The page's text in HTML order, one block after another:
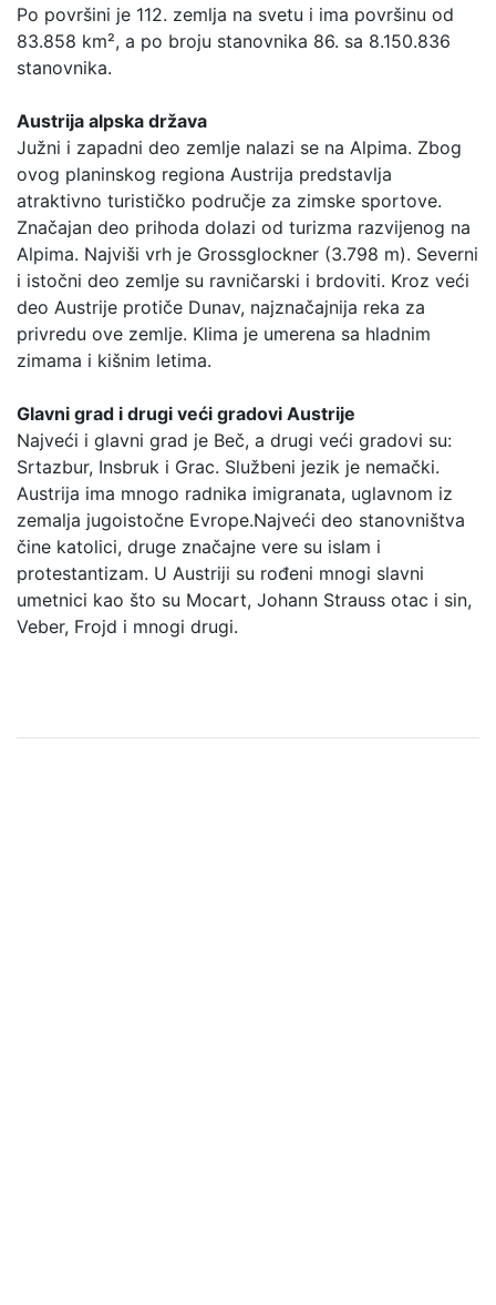
Po površini je 112. zemlja na svetu i ima površinu od
83.858 km², a po broju stanovnika 86. sa 8.150.836
stanovnika.
Austrija alpska država
Južni i zapadni deo zemlje nalazi se na Alpima. Zbog
ovog planinskog regiona Austrija predstavlja
atraktivno turističko područje za zimske sportove.
Značajan deo prihoda dolazi od turizma razvijenog na
Alpima. Najviši vrh je Grossglockner (3.798 m). Severni
i istočni deo zemlje su ravničarski i brdoviti. Kroz veći
deo Austrije protiče Dunav, najznačajnija reka za
privredu ove zemlje. Klima je umerena sa hladnim
zimama i kišnim letima.
Glavni grad i drugi veći gradovi Austrije
Najveći i glavni grad je Beč, a drugi veći gradovi su:
Srtazbur, Insbruk i Grac. Službeni jezik je nemački.
Austrija ima mnogo radnika imigranata, uglavnom iz
zemalja jugoistočne Evrope.Najveći deo stanovništva
čine katolici, druge značajne vere su islam i
protestantizam. U Austriji su rođeni mnogi slavni
umetnici kao što su Mocart, Johann Strauss otac i sin,
Veber, Frojd i mnogi drugi.